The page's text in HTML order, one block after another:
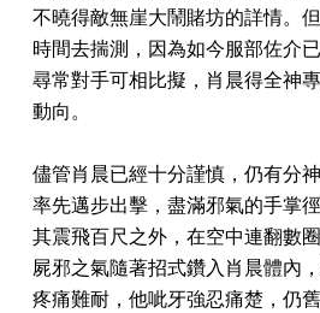
不曉得敵無崖大鬧賭坊的詳情。
時間去揣測，因為如今服部佐介
尋常對手可相比擬，肖晨得全神
動向。
儘管肖晨已經十分謹慎，仍有分
率先邁步出擊，盡滿邪氣的手掌
其震飛百尺之外，在空中連翻數
屍邪之氣隨著招式鑽入肖晨體內
疼痛難耐，他呲牙強忍痛楚，仍